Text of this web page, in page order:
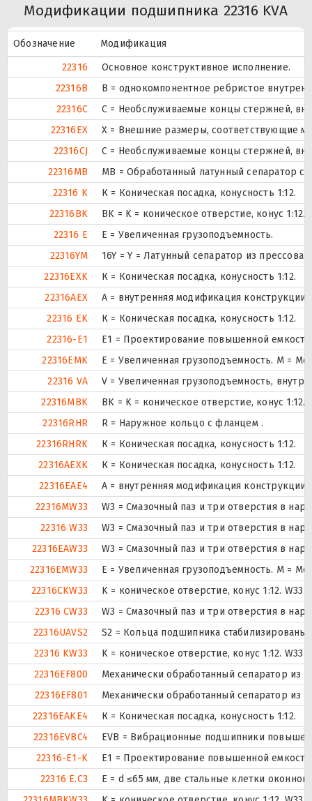
Модификации подшипника 22316 KVA
Обозначение
Модификация
22316
Основное конструктивное исполнение.
22316B
B = однокомпонентное ребристое
22316C
С = Необслуживаемые концы стержней,
22316EX
X = Внешние размеры, соответствующие
22316CJ
С = Необслуживаемые концы стержней,
22316MB
MB = Обработанный латунный сепаратор с
22316 K
К = Коническая посадка, конусность 1:12.
22316BK
BK = K = коническое отверстие, конус
22316 E
Е = Увеличенная грузоподъемность.
22316YM
16Y = Y = Латунный сепаратор из
22316EXK
К = Коническая посадка, конусность 1:12.
22316AEX
A = внутренняя модификация конструкции.
22316 EK
К = Коническая посадка, конусность 1:12.
22316-E1
E1 = Проектирование повышенной
22316EMK
E = Увеличенная грузоподъемность. М =
22316 VA
V = Увеличенная грузоподъемность,
22316MBK
BK = K = коническое отверстие, конус
22316RHR
R = Наружное кольцо с фланцем .
22316RHRK
К = Коническая посадка, конусность 1:12.
22316AEXK
К = Коническая посадка, конусность 1:12.
22316EAE4
A = внутренняя модификация конструкции.
22316MW33
W3 = Смазочный паз и три отверстия в
22316 W33
W3 = Смазочный паз и три отверстия в
22316EAW33
W3 = Смазочный паз и три отверстия в
22316EMW33
E = Увеличенная грузоподъемность. М =
22316CKW33
K = коническое отверстие, конус 1:12.
22316 CW33
W3 = Смазочный паз и три отверстия в
22316UAVS2
S2 = Кольца подшипника стабилизированы
22316 KW33
K = коническое отверстие, конус 1:12.
22316EF800
Механически обработанный сепаратор из
22316EF801
Механически обработанный сепаратор из
22316EAKE4
К = Коническая посадка, конусность 1:12.
22316EVBC4
EVB = Вибрационные подшипники
22316-E1-K
E1 = Проектирование повышенной
22316 E.C3
E = d ≤65 мм, две стальные клетки